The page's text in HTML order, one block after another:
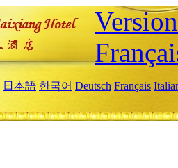
日本語 한국어 Deutsch Français